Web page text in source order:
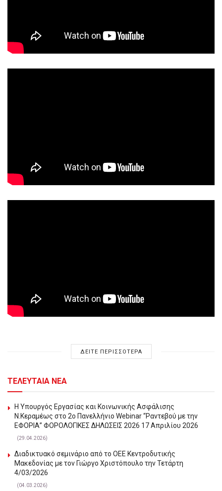
ΔΕΙΤΕ ΠΕΡΙΣΣΟΤΕΡΑ
ΤΕΛΕΥΤΑΙΑ ΝΕΑ
Η Υπουργός Εργασίας και Κοινωνικής Ασφάλισης
Ν.Κεραμέως στο 2o Πανελλήνιο Webinar “Ραντεβού με την
ΕΦΟΡΙΑ” ΦΟΡΟΛΟΓΙΚΕΣ ΔΗΛΩΣΕΙΣ 2026 17 Απριλίου 2026
(29.04.2026)
Διαδικτυακό σεμινάριο από το ΟΕΕ Κεντροδυτικής
Μακεδονίας με τον Γιώργο Χριστόπουλο την Τετάρτη
4/03/2026
(04.03.2026)